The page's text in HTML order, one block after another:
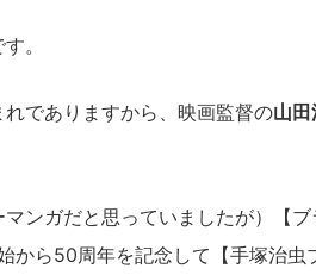
。
でありますから、映画監督の山
ンガだと思っていましたが）【
から50周年を記念して【手塚治